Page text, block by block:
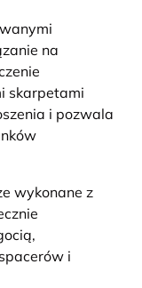
na
skarpetami
i pozwala
wykonane z
i